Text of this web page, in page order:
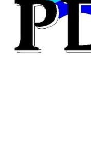
Hongrie : du
éducatives, aussi !
25 juin 2026
En Hongrie, le
Tisza "Respect et
contre le premier